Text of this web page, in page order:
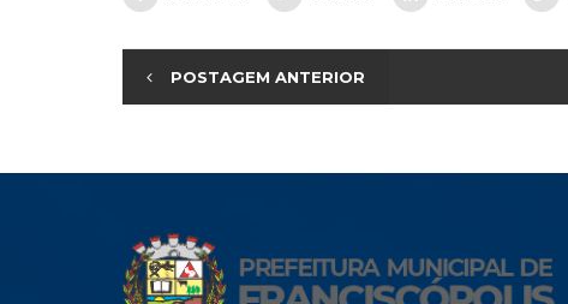
POSTAGEM ANTERIOR